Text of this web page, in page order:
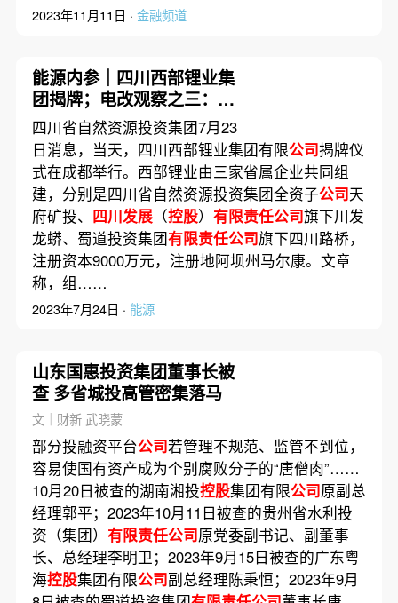
2023年11月11日 · 金融频道
能源内参｜四川西部锂业集
团揭牌；电改观察之三：电
改不是简单地涨电价
四川省自然资源投资集团7月23
日消息，当天，四川西部锂业集团有限公司揭牌仪
式在成都举行。西部锂业由三家省属企业共同组
建，分别是四川省自然资源投资集团全资子公司天
府矿投、 四川发展（控股） 有限责任公司旗下川发
龙蟒、蜀道投资集团有限责任公司旗下四川路桥，
注册资本9000万元，注册地阿坝州马尔康。文章
称，组……
2023年7月24日 · 能源
山东国惠投资集团董事长被
查 多省城投高管密集落马
文｜财新 武晓蒙
部分投融资平台公司若管理不规范、监管不到位，
容易使国有资产成为个别腐败分子的“唐僧肉”……
10月20日被查的湖南湘投控股集团有限公司原副总
经理郭平；2023年10月11日被查的贵州省水利投
资（集团） 有限责任公司原党委副书记、副董事
长、总经理李明卫；2023年9月15日被查的广东粤
海控股集团有限公司副总经理陈秉恒；2023年9月